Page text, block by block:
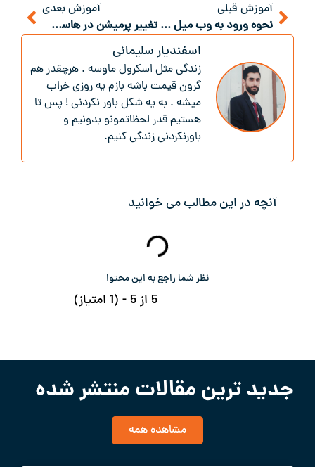
آموزش قبلی
نحوه ورود به وب میل در سی پنل
آموزش بعدی
تغییر پرمیشن در هاست سی پنل
اسفندیار سلیمانی
زندگی‌ مثل اسکرول ماوسه . هرچقدر هم
گرون قیمت باشه بازم یه روزی خراب
میشه . به یه شکل باور نکردنی ! پس تا
هستیم قدر لحظاتمونو بدونیم و
باور‌نکردنی زندگی کنیم.
آنچه در این مطالب می خوانید
نظر شما راجع به این محتوا
5 از 5 - (1 امتیاز)
جدید ترین مقالات منتشر شده
مشاهده همه